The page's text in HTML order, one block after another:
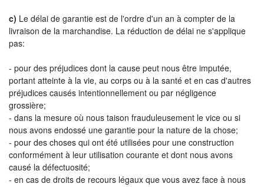
c) Le délai de garantie est de l'ordre d'un an à compter de la
livraison de la marchandise. La réduction de délai ne s'applique
pas:
- pour des préjudices dont la cause peut nous être imputée,
portant atteinte à la vie, au corps ou à la santé et en cas d'autres
préjudices causés intentionnellement ou par négligence
grossière;
- dans la mesure où nous taison frauduleusement le vice ou si
nous avons endossé une garantie pour la nature de la chose;
- pour des choses qui ont été utilisées pour une construction
conformément à leur utilisation courante et dont nous avons
causé la défectuosité;
- en cas de droits de recours légaux que vous avez face à nous